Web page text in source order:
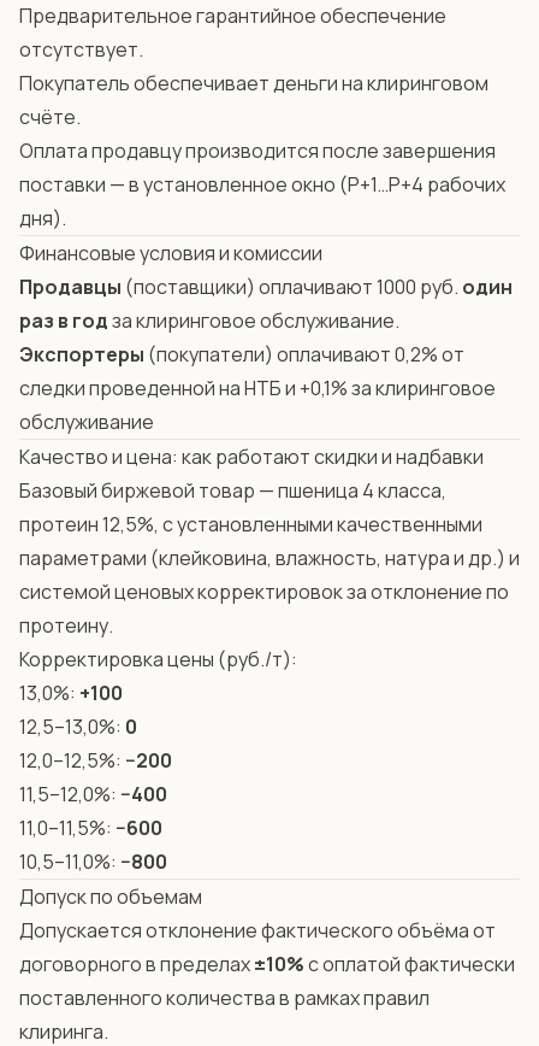
Предварительное гарантийное обеспечение
отсутствует.
Покупатель обеспечивает деньги на клиринговом
счёте.
Оплата продавцу производится после завершения
поставки — в установленное окно (P+1…P+4 рабочих
дня).
Финансовые условия и комиссии
Продавцы (поставщики) оплачивают 1000 руб. один
раз в годза клиринговое обслуживание.
Экспортеры (покупатели) оплачивают 0,2% от
следки проведенной на НТБ и +0,1% за клиринговое
обслуживание
Качество и цена: как работают скидки и надбавки
Базовый биржевой товар — пшеница 4 класса,
протеин 12,5%, с установленными качественными
параметрами (клейковина, влажность, натура и др.) и
системой ценовых корректировок за отклонение по
протеину.
Корректировка цены (руб./т):
13,0%: +100
12,5–13,0%: 0
12,0–12,5%: −200
11,5–12,0%: −400
11,0–11,5%: −600
10,5–11,0%: −800
Допуск по объемам
Допускается отклонение фактического объёма от
договорного в пределах±10%с оплатой фактически
поставленного количества в рамках правил
клиринга.